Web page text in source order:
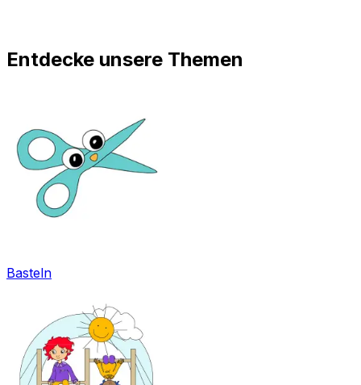
Entdecke unsere Themen
Basteln